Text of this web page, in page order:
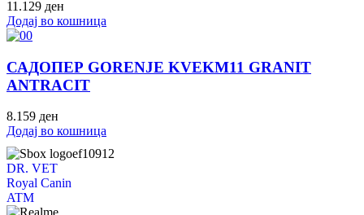
11.129 ден
Додај во кошница
САДОПЕР GORENJE KVEKM11 GRANIT
ANTRACIT
8.159 ден
Додај во кошница
DR. VET
Royal Canin
ATM